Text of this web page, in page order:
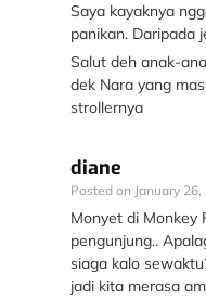
Saya kayaknya
panikan. Daripada
Salut deh anak-
dek Nara yang
strollernya
diane
Posted on January
Monyet di Monkey
pengunjung..
siaga kalo
jadi kita merasa